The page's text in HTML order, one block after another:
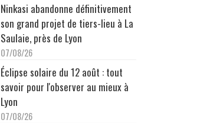
Ninkasi abandonne définitivement
son grand projet de tiers-lieu à La
Saulaie, près de Lyon
07/08/26
Éclipse solaire du 12 août : tout
savoir pour l'observer au mieux à
Lyon
07/08/26